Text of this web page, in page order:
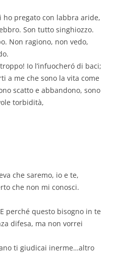
ho pregato con labbra aride,
Son tutto singhiozzo.
Non ragiono, non vedo,
Io l’infuocheró di baci;
a me che sono la vita come
scatto e abbandono, sono
torbidità,
che saremo, io e te,
che non mi conosci.
perché questo bisogno in te
difesa, ma non vorrei
ti giudicai inerme…altro